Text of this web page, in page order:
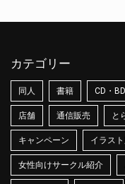
カテゴリー
同人 書籍 CD・
店舗 通信販売 と
キャンペーン イラス
女性向けサークル紹介